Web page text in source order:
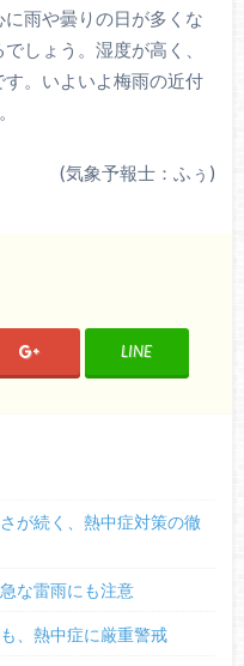
雨や曇りの日が多くな
しょう。湿度が高く、
。いよいよ梅雨の近付
(気象予報士：ふぅ)
LINE
が続く、熱中症対策の徹
な雷雨にも注意
、熱中症に厳重警戒